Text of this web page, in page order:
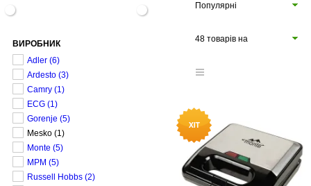
ВИРОБНИК
Adler (6)
Ardesto (3)
Camry (1)
ECG (1)
Gorenje (5)
Mesko (1)
Monte (5)
MPM (5)
Russell Hobbs (2)
Популярні
48 товарів на